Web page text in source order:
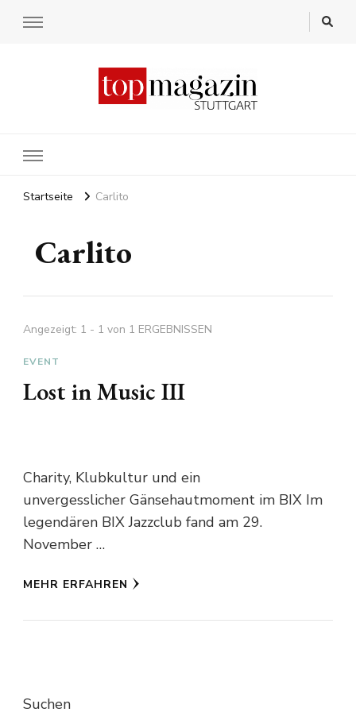
Startseite Carlito
Carlito
Angezeigt: 1 - 1 von 1 ERGEBNISSEN
EVENT
Lost in Music III
Charity, Klubkultur und ein
unvergesslicher Gänsehautmoment im BIX Im
legendären BIX Jazzclub fand am 29.
November …
MEHR ERFAHREN
Suchen